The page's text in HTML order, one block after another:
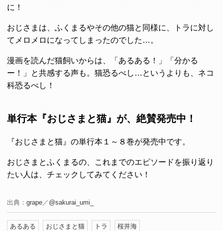
に！
おじさまは、ふくまるやその他の猫と同様に、トラに対し
てメロメロになってしまったのでした…。
漫画を読んだ猫飼いからは、「あるある！」「分かる
ー！」と共感する声も。猫恐るべし…というよりも、ネコ
科恐るべし！
単行本『おじさまと猫』が、絶賛発売中！
『おじさまと猫』の単行本１～８巻が発売中です。
おじさまとふくまるの、これまでのエピソードを振り返り
たい人は、チェックしてみてください！
出典： grape／ @sakurai_umi_
あるある おじさまと猫 トラ 桜井海